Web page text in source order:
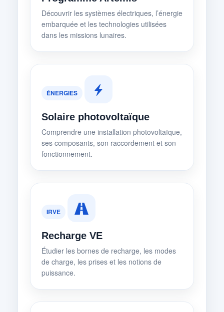
Découvrir les systèmes électriques, l’énergie
embarquée et les technologies utilisées
dans les missions lunaires.
ÉNERGIES
Solaire photovoltaïque
Comprendre une installation photovoltaïque,
ses composants, son raccordement et son
fonctionnement.
IRVE
Recharge VE
Étudier les bornes de recharge, les modes
de charge, les prises et les notions de
puissance.